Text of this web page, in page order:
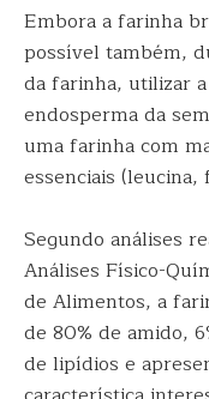
Embora a farinha
possível também,
da farinha, utilizar
endosperma da
uma farinha com
essenciais
Segundo análises
Análises Físico-
de Alimentos, a
de 80% de amido,
de lipídios e